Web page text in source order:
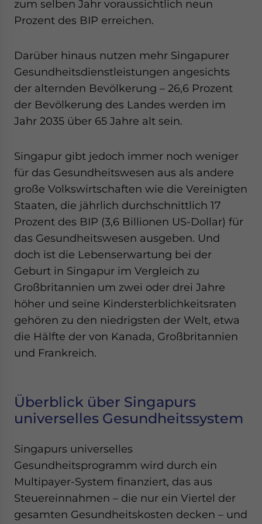
zum selben Jahr voraussichtlich neun
Prozent des BIP erreichen.
Darüber hinaus nutzen mehr Singapurer
Gesundheitsdienstleistungen angesichts
der alternden Bevölkerung – 26,6 Prozent
der Bevölkerung des Landes werden im
Jahr 2035 über 65 Jahre alt sein.
Singapur gibt jedoch immer noch weniger
für das Gesundheitswesen aus als andere
große Volkswirtschaften wie die Vereinigten
Staaten, die jährlich durchschnittlich 17
Prozent des BIP (3,6 Billionen US-Dollar) für
das Gesundheitswesen ausgeben. Und
doch ist die Lebenserwartung bei der
Geburt in Singapur im Vergleich zu
Großbritannien um zwei oder drei Jahre
höher und seine Kindersterblichkeitsraten
gehören zu den niedrigsten der Welt, etwa
die Hälfte der von Kanada, Großbritannien
und Frankreich.
Überblick über Singapurs
universelles Gesundheitssystem
Singapurs universelles
Gesundheitsprogramm wird durch ein
Multipayer-System finanziert, das aus
Steuereinnahmen – die nur ein Viertel der
gesamten Gesundheitskosten decken – und